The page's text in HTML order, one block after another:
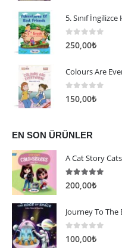
5. Sınıf
0 5 üzerinden
250,00₺
Colours Are
0 5 üzerinden
150,00₺
EN SON ÜRÜNLER
A Cat Story
5.00 5 üzerinden
200,00₺
Journey To The
5 üzerinden
100,00₺